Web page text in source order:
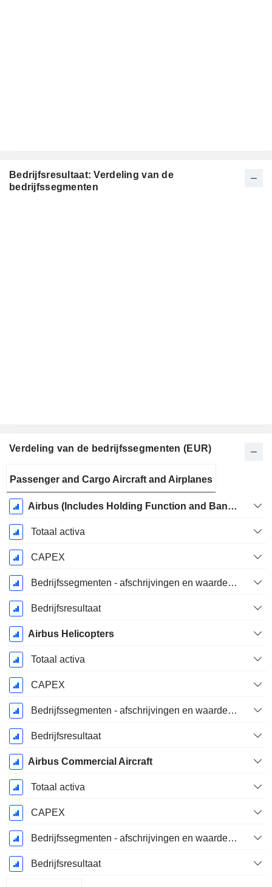
Bedrijfsresultaat: Verdeling van de
bedrijfssegmenten
Verdeling van de bedrijfssegmenten (EUR)
boekjaar:
December
Passenger and Cargo Aircraft and Airplanes
Airbus (Includes Holding Function and Bank Activities)
Totaal activa
CAPEX
Bedrijfssegmenten - afschrijvingen en waardeverminderingen
Bedrijfsresultaat
Airbus Helicopters
Totaal activa
CAPEX
Bedrijfssegmenten - afschrijvingen en waardeverminderingen
Bedrijfsresultaat
Airbus Commercial Aircraft
Totaal activa
CAPEX
Bedrijfssegmenten - afschrijvingen en waardeverminderingen
Bedrijfsresultaat